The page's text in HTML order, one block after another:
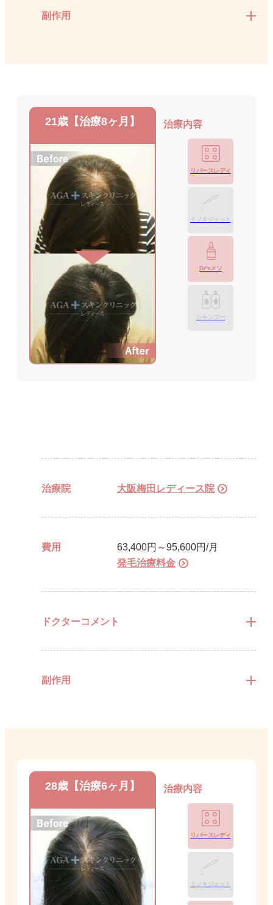
副作用
21歳【治療8ヶ月】 治療内容
リバースレディ
ミノキジェット
Dr’sメソ
シャンプー
治療院 大阪梅田レディース院
費用
63,400円～95,600円/月
発毛治療料金
ドクターコメント
副作用
28歳【治療6ヶ月】 治療内容
リバースレディ
ミノキジェット